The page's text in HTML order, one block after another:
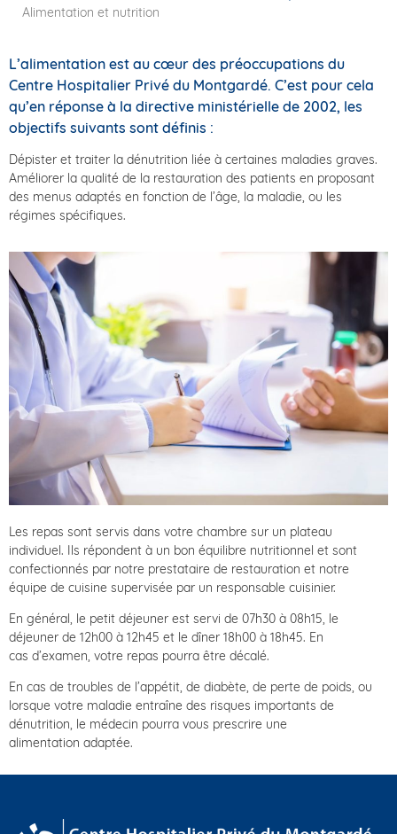
Alimentation et nutrition
L’alimentation est au cœur des préoccupations du
Centre Hospitalier Privé du Montgardé. C’est pour cela
qu’en réponse à la directive ministérielle de 2002, les
objectifs suivants sont définis :
Dépister et traiter la dénutrition liée à certaines maladies graves.
Améliorer la qualité de la restauration des patients en proposant
des menus adaptés en fonction de l’âge, la maladie, ou les
régimes spécifiques.
Les repas sont servis dans votre chambre sur un plateau
individuel. Ils répondent à un bon équilibre nutritionnel et sont
confectionnés par notre prestataire de restauration et notre
équipe de cuisine supervisée par un responsable cuisinier.
En général, le petit déjeuner est servi de 07h30 à 08h15, le
déjeuner de 12h00 à 12h45 et le dîner 18h00 à 18h45. En
cas d’examen, votre repas pourra être décalé.
En cas de troubles de l’appétit, de diabète, de perte de poids, ou
lorsque votre maladie entraîne des risques importants de
dénutrition, le médecin pourra vous prescrire une
alimentation adaptée.